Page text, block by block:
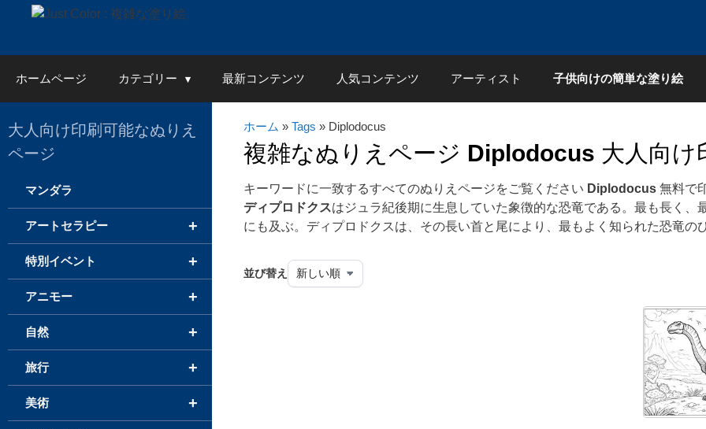
ホームページ カテゴリー 最新コンテンツ 人気コンテンツ アーティスト 子供向けの簡単な塗り絵
ホーム » Tags » Diplodocus
複雑なぬりえページ Diplodocus 大人向け
キーワードに一致するすべてのぬりえページをご覧ください Diplodocus無料で
ディプロドクスはジュラ紀後期に生息していた象徴的な恐竜である。最も長く
にも及ぶ。ディプロドクスは、その長い首と尾により、最もよく知られた恐竜の
並び替え
大人向け印刷可能なぬりえ
ページ
マンダラ
+
アートセラピー
+
特別イベント
+
アニモー
+
自然
+
旅行
+
美術